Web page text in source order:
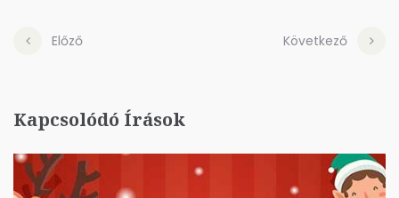
Előző Következő
Kapcsolódó Írások